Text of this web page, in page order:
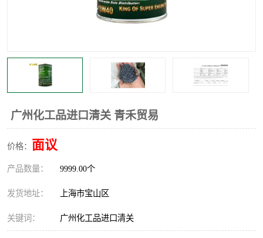
广州化工品进口清关 青禾贸易
价格： 面议
产品数量： 9999.00个
发货地址： 上海市宝山区
关键词： 广州化工品进口清关